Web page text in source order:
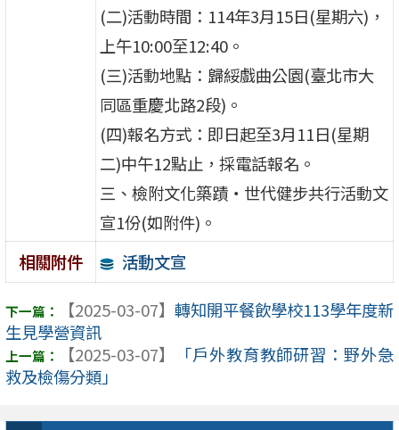
(二)活動時間：114年3月15日(星期六)，
上午10:00至12:40。
(三)活動地點：歸綏戲曲公園(臺北市大
同區重慶北路2段)。
(四)報名方式：即日起至3月11日(星期
二)中午12點止，採電話報名。
三、檢附文化築蹟‧世代健步共行活動文
宣1份(如附件)。
相關附件
活動文宣
【2025-03-07】 轉知開平餐飲學校113學年度新
生見學營資訊
【2025-03-07】
「戶外教育教師研習：野外急
救及檢傷分類」